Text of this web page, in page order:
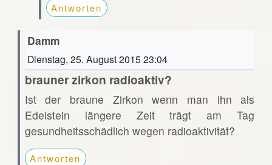
Antworten
Damm
Dienstag, 25. August 2015 23:04
brauner zirkon radioaktiv?
Ist der braune Zirkon wenn man ihn als
Edelstein längere Zeit trägt am Tag
gesundheitsschädlich wegen radioaktivität?
Antworten